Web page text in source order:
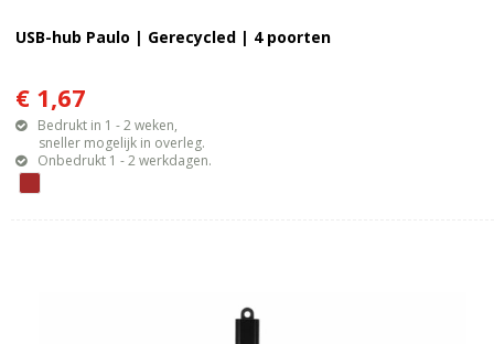
USB-hub Paulo | Gerecycled | 4 poorten
€ 1,67
Bedrukt in 1 - 2 weken,
sneller mogelijk in overleg.
Onbedrukt 1 - 2 werkdagen.